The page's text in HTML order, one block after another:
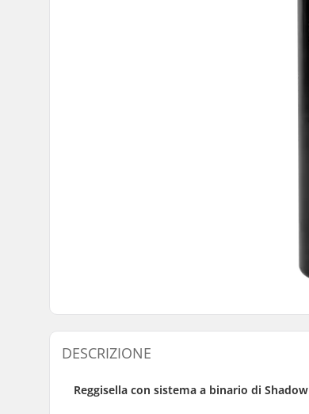
DESCRIZIONE
Reggisella con sistema a binario di Shadow